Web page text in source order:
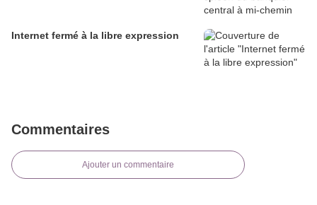
Internet fermé à la libre expression
Commentaires
Ajouter un commentaire